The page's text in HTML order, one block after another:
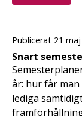
Publicerat 21
Snart
år: hur får
lediga